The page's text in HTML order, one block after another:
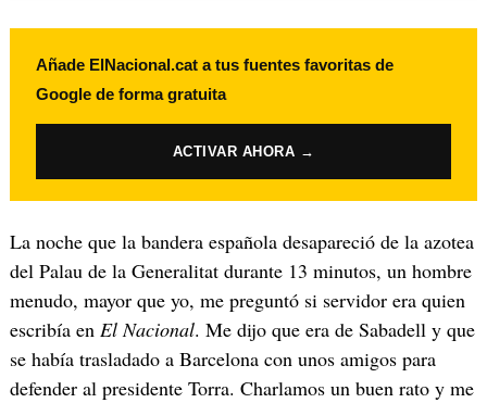
Añade ElNacional.cat a tus fuentes favoritas de
Google de forma gratuita
ACTIVAR AHORA →
La noche que la bandera española desapareció de la azotea
del Palau de la Generalitat durante 13 minutos, un hombre
menudo, mayor que yo, me preguntó si servidor era quien
escribía en El Nacional. Me dijo que era de Sabadell y que
se había trasladado a Barcelona con unos amigos para
defender al presidente Torra. Charlamos un buen rato y me